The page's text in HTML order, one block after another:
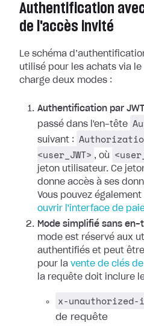
Authentification
de l'accès invité
Le schéma
utilisé pour les achats via
charge deux modes :
Authentification par
passé dans l'en-tête
suivant :
<user_JWT> , où
jeton utilisateur. Ce
donne accès à ses
Vous pouvez
ouvrir l'interface de
Mode simplifié sans
mode est réservé aux
authentifiés et peut
pour la vente de clés de
la requête doit inclure
x-unauthorized-
de requête